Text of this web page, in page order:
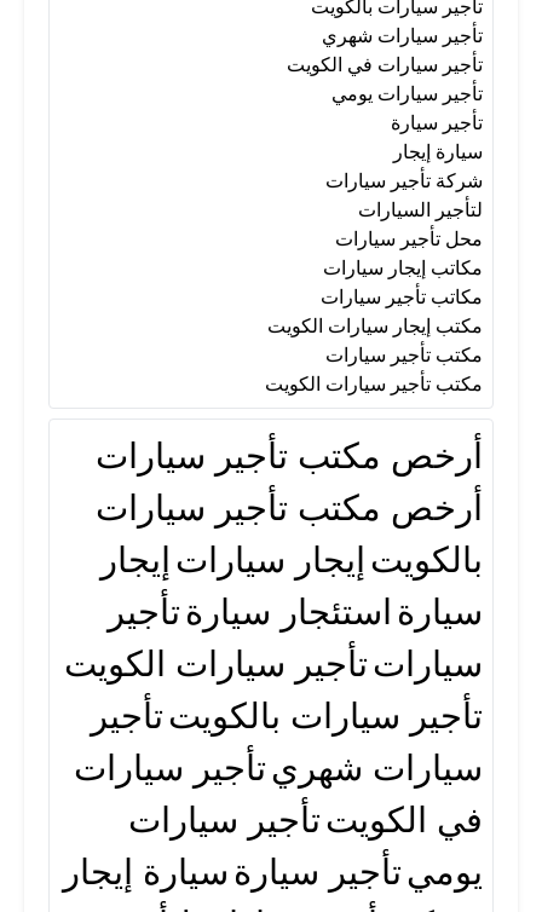
سيارة إيجار شركة تأجير سيارات
لتأجير السيارات
مكاتب إيجار سيارات
مكتب إيجار سيارات الكويت
مكتب تأجير سيارات
مكتب تأجير سيارات الكويت
تأجير سيارات بالكويت
تأجير سيارات شهري
تأجير سيارات في الكويت
تأجير سيارات يومي
تأجير سيارة
سيارة إيجار
شركة تأجير سيارات
لتأجير السيارات
محل تأجير سيارات
مكاتب إيجار سيارات
مكاتب تأجير سيارات
مكتب إيجار سيارات الكويت
مكتب تأجير سيارات
مكتب تأجير سيارات الكويت
أرخص مكتب تأجير سيارات
أرخص مكتب تأجير سيارات
بالكويتإيجار سياراتإيجار
سيارة استئجار سيارةتأجير
سياراتتأجير سيارات الكويت
تأجير سيارات بالكويتتأجير
سيارات شهريتأجير سيارات
في الكويتتأجير سيارات
يوميتأجير سيارة سيارة إيجار